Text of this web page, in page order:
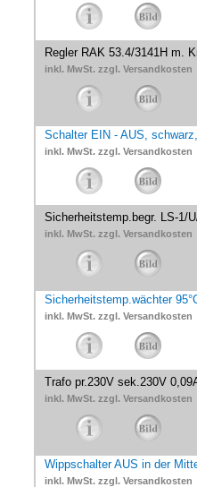
Regler RAK 53.4/3141H m.
inkl. MwSt. zzgl. Versandkosten
Schalter EIN - AUS, schwarz,
inkl. MwSt. zzgl. Versandkosten
Sicherheitstemp.begr. LS-1/
inkl. MwSt. zzgl. Versandkosten
Sicherheitstemp.wächter
inkl. MwSt. zzgl. Versandkosten
Trafo pr.230V sek.230V
inkl. MwSt. zzgl. Versandkosten
Wippschalter AUS in der
inkl. MwSt. zzgl. Versandkosten